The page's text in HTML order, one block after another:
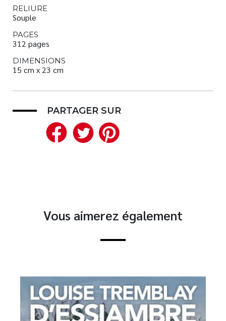
RELIURE
Souple
PAGES
312 pages
DIMENSIONS
15 cm x 23 cm
PARTAGER SUR
Facebook
Twitter
Vous aimerez également